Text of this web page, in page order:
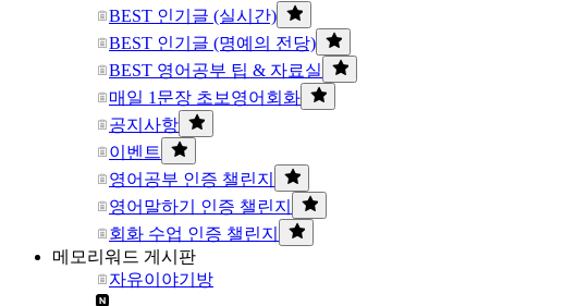
BEST 인기글 (실시간)
BEST 인기글 (명예의 전당)
BEST 영어공부 팁 & 자료실
매일 1문장 초보영어회화
공지사항
이벤트
영어공부 인증 챌린지
영어말하기 인증 챌린지
회화 수업 인증 챌린지
메모리워드 게시판
자유이야기방